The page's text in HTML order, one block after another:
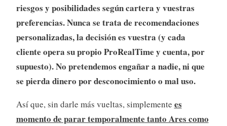
riesgos y posibilidades según cartera y vuestras
preferencias. Nunca se trata de recomendaciones
personalizadas, la decisión es vuestra (y cada
cliente opera su propio ProRealTime y cuenta, por
supuesto). No pretendemos engañar a nadie, ni que
se pierda dinero por desconocimiento o mal uso.
Así que, sin darle más vueltas, simplemente es
momento de parar temporalmente tanto Ares como